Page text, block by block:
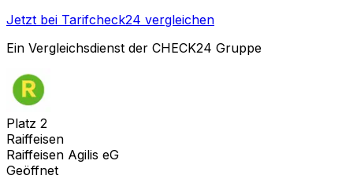
Jetzt bei Tarifcheck24 vergleichen
Ein Vergleichsdienst der CHECK24 Gruppe
Platz 2
Raiffeisen
Raiffeisen Agilis eG
Geöffnet